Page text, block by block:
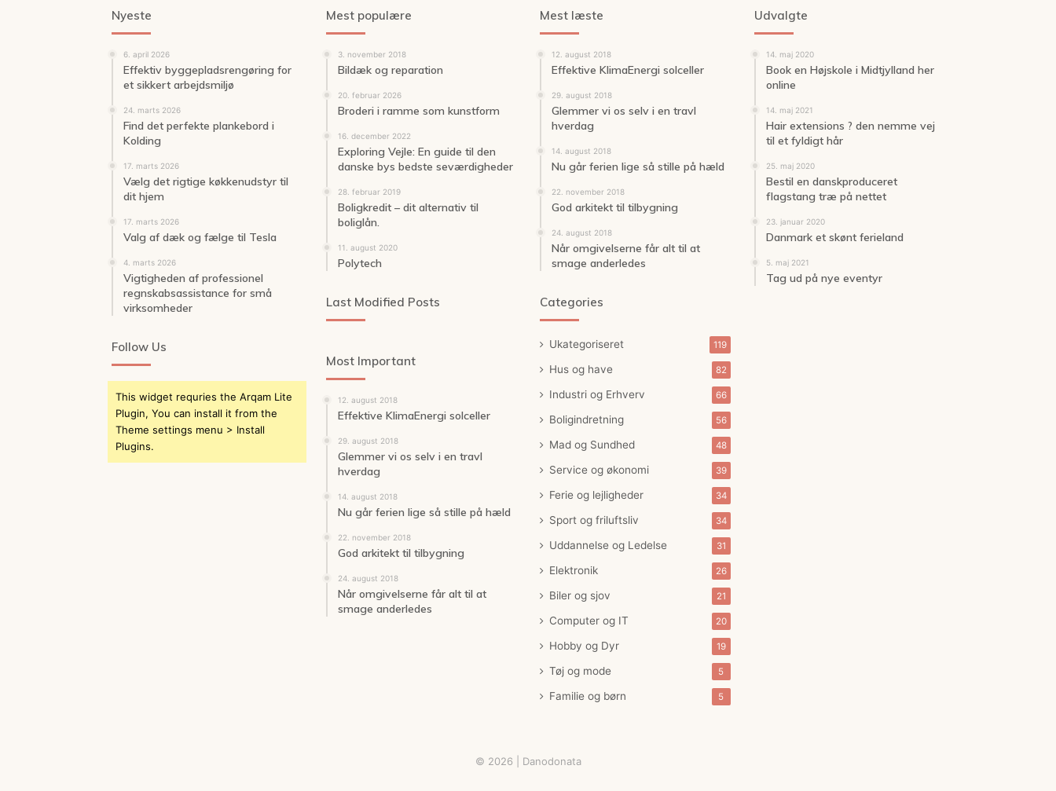
Nyeste
6. april 2026
Effektiv byggepladsrengøring for
et sikkert arbejdsmiljø
24. marts 2026
Find det perfekte plankebord i
Kolding
17. marts 2026
Vælg det rigtige køkkenudstyr til
dit hjem
17. marts 2026
Valg af dæk og fælge til Tesla
4. marts 2026
Vigtigheden af professionel
regnskabsassistance for små
virksomheder
Follow Us
This widget requries the Arqam Lite
Plugin, You can install it from the
Theme settings menu > Install
Plugins.
Mest populære
3. november 2018
Bildæk og reparation
20. februar 2026
Broderi i ramme som kunstform
16. december 2022
Exploring Vejle: En guide til den
danske bys bedste seværdigheder
28. februar 2019
Boligkredit – dit alternativ til
boliglån.
11. august 2020
Polytech
Last Modified Posts
Most Important
12. august 2018
Effektive KlimaEnergi solceller
29. august 2018
Glemmer vi os selv i en travl
hverdag
14. august 2018
Nu går ferien lige så stille på hæld
22. november 2018
God arkitekt til tilbygning
24. august 2018
Når omgivelserne får alt til at
smage anderledes
Mest læste
12. august 2018
Effektive KlimaEnergi solceller
29. august 2018
Glemmer vi os selv i en travl
hverdag
14. august 2018
Nu går ferien lige så stille på hæld
22. november 2018
God arkitekt til tilbygning
24. august 2018
Når omgivelserne får alt til at
smage anderledes
Categories
Ukategoriseret 119
Hus og have 82
Industri og Erhverv 66
Boligindretning 56
Mad og Sundhed 48
Service og økonomi 39
Ferie og lejligheder 34
Sport og friluftsliv 34
Uddannelse og Ledelse 31
Elektronik 26
Biler og sjov 21
Computer og IT 20
Hobby og Dyr 19
Tøj og mode 5
Familie og børn 5
Udvalgte
14. maj 2020
Book en Højskole i Midtjylland her
online
14. maj 2021
Hair extensions ? den nemme vej
til et fyldigt hår
25. maj 2020
Bestil en danskproduceret
flagstang træ på nettet
23. januar 2020
Danmark et skønt ferieland
5. maj 2021
Tag ud på nye eventyr
© 2026 | Danodonata